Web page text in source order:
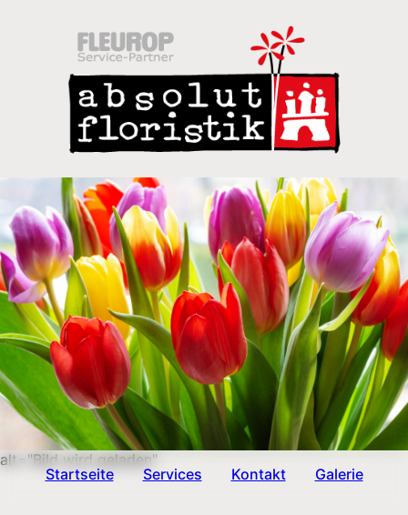
alt="Bild wird geladen"
Startseite
Services Kontakt Galerie